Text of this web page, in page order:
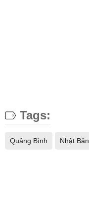
Tags:
Quảng Bình Nhật Bản